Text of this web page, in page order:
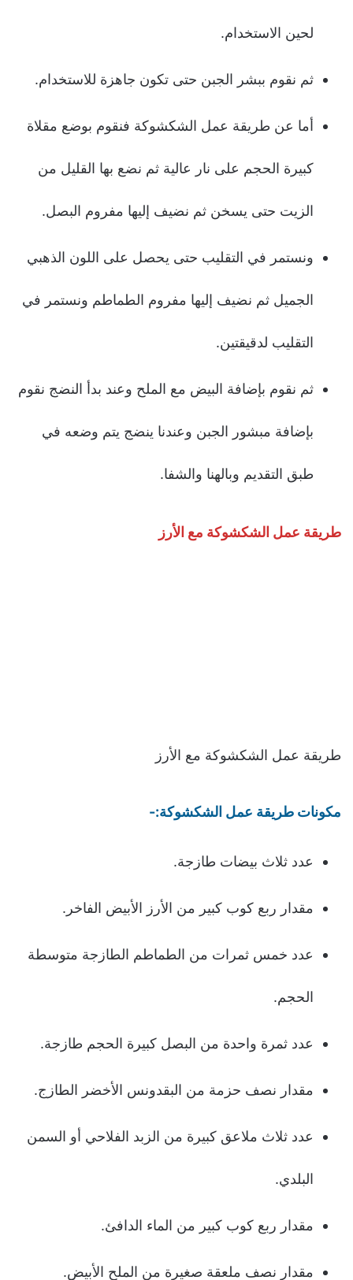
لحين الاستخدام.
ثم نقوم ببشر الجبن حتى تكون جاهزة للاستخدام.
أما عن طريقة عمل الشكشوكة فنقوم بوضع مقلاة
كبيرة الحجم على نار عالية ثم نضع بها القليل من
الزيت حتى يسخن ثم نضيف إليها مفروم البصل.
ونستمر في التقليب حتى يحصل على اللون الذهبي
الجميل ثم نضيف إليها مفروم الطماطم ونستمر في
التقليب لدقيقتين.
ثم نقوم بإضافة البيض مع الملح وعند بدأ النضج نقوم
بإضافة مبشور الجبن وعندنا ينضج يتم وضعه في
طبق التقديم وبالهنا والشفا.
طريقة عمل الشكشوكة مع الأرز
طريقة عمل الشكشوكة مع الأرز
مكونات طريقة عمل الشكشوكة:-
عدد ثلاث بيضات طازجة.
مقدار ربع كوب كبير من الأرز الأبيض الفاخر.
عدد خمس ثمرات من الطماطم الطازجة متوسطة
الحجم.
عدد ثمرة واحدة من البصل كبيرة الحجم طازجة.
مقدار نصف حزمة من البقدونس الأخضر الطازج.
عدد ثلاث ملاعق كبيرة من الزبد الفلاحي أو السمن
البلدي.
مقدار ربع كوب كبير من الماء الدافئ.
مقدار نصف ملعقة صغيرة من الملح الأبيض.